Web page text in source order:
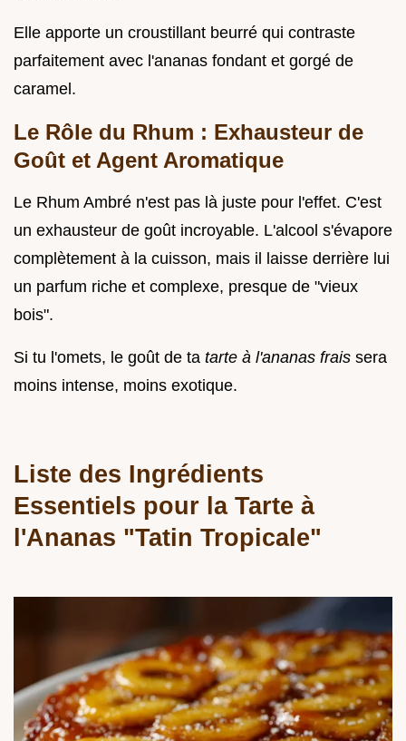
Elle apporte un croustillant beurré qui contraste
parfaitement avec l'ananas fondant et gorgé de
caramel.
Le Rôle du Rhum : Exhausteur de
Goût et Agent Aromatique
Le Rhum Ambré n'est pas là juste pour l'effet. C'est
un exhausteur de goût incroyable. L'alcool s'évapore
complètement à la cuisson, mais il laisse derrière lui
un parfum riche et complexe, presque de "vieux
bois".
Si tu l'omets, le goût de ta tarte à l'ananas frais sera
moins intense, moins exotique.
Liste des Ingrédients
Essentiels pour la Tarte à
l'Ananas "Tatin Tropicale"